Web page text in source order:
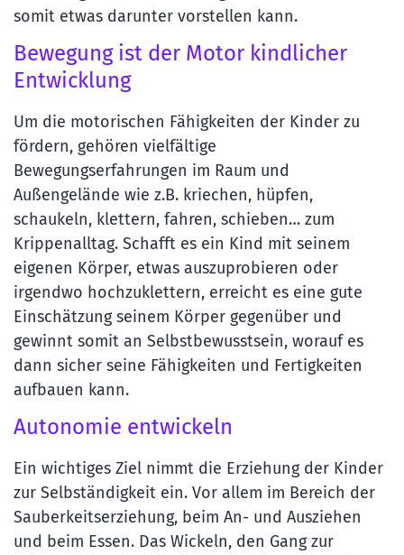
somit etwas darunter vorstellen kann.
Bewegung ist der Motor kindlicher
Entwicklung
Um die motorischen Fähigkeiten der Kinder zu
fördern, gehören vielfältige
Bewegungserfahrungen im Raum und
Außengelände wie z.B. kriechen, hüpfen,
schaukeln, klettern, fahren, schieben… zum
Krippenalltag. Schafft es ein Kind mit seinem
eigenen Körper, etwas auszuprobieren oder
irgendwo hochzuklettern, erreicht es eine gute
Einschätzung seinem Körper gegenüber und
gewinnt somit an Selbstbewusstsein, worauf es
dann sicher seine Fähigkeiten und Fertigkeiten
aufbauen kann.
Autonomie entwickeln
Ein wichtiges Ziel nimmt die Erziehung der Kinder
zur Selbständigkeit ein. Vor allem im Bereich der
Sauberkeitserziehung, beim An- und Ausziehen
und beim Essen. Das Wickeln, den Gang zur